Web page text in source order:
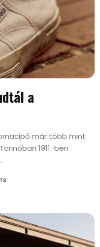
a
már több mint
1911-ben